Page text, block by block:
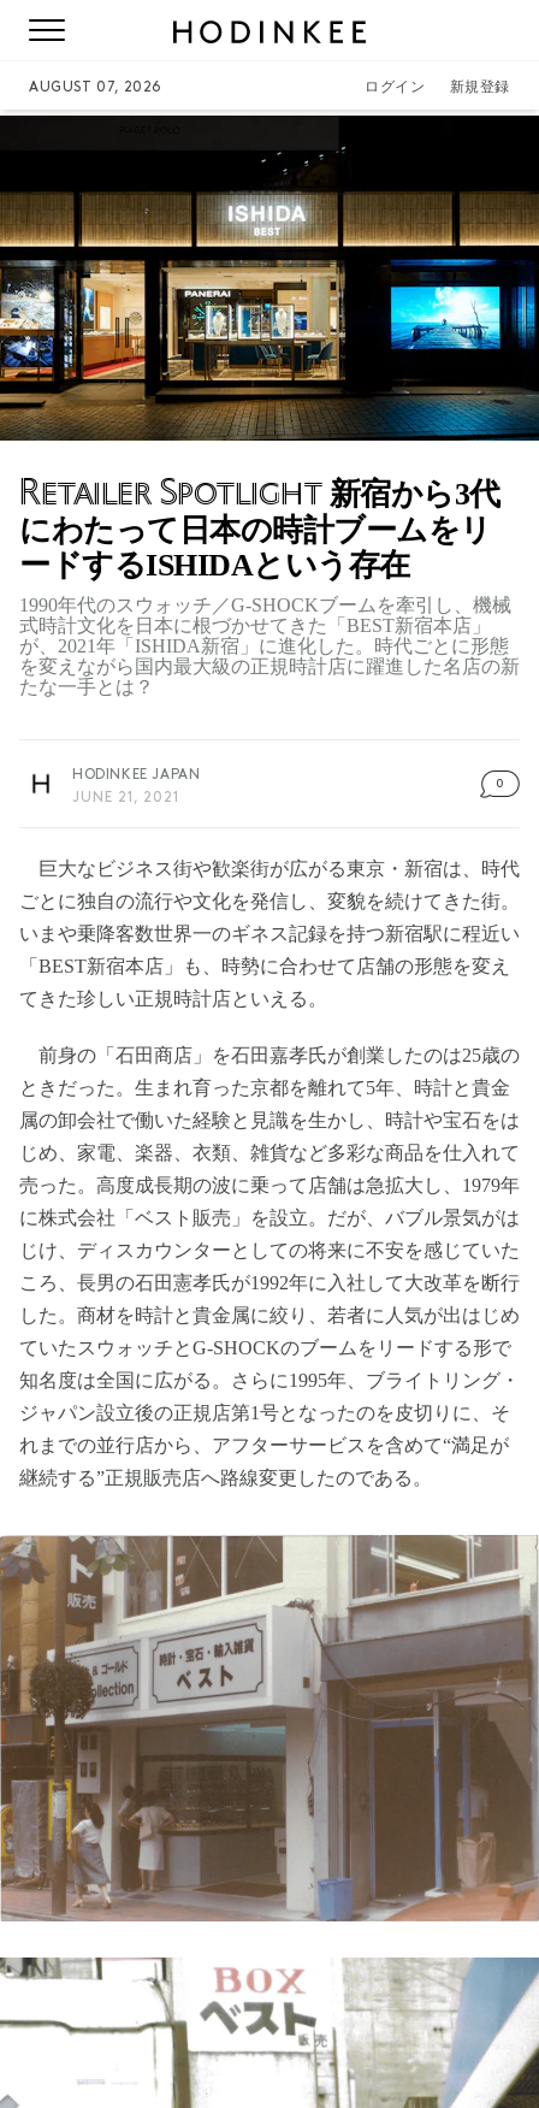
AUGUST 07, 2026 ログイン 新規登録
Retailer Spotlight新宿から3代
にわたって日本の時計ブームをリ
ードするISHIDAという存在
1990年代のスウォッチ／G-SHOCKブームを牽引し、機械
式時計文化を日本に根づかせてきた「BEST新宿本店」
が、2021年「ISHIDA新宿」に進化した。時代ごとに形態
を変えながら国内最大級の正規時計店に躍進した名店の新
たな一手とは？
HODINKEE JAPAN
JUNE 21, 2021
0
巨大なビジネス街や歓楽街が広がる東京・新宿は、時代
ごとに独自の流行や文化を発信し、変貌を続けてきた街。
いまや乗降客数世界一のギネス記録を持つ新宿駅に程近い
「BEST新宿本店」も、時勢に合わせて店舗の形態を変え
てきた珍しい正規時計店といえる。
前身の「石田商店」を石田嘉孝氏が創業したのは25歳の
ときだった。生まれ育った京都を離れて5年、時計と貴金
属の卸会社で働いた経験と見識を生かし、時計や宝石をは
じめ、家電、楽器、衣類、雑貨など多彩な商品を仕入れて
売った。高度成長期の波に乗って店舗は急拡大し、1979年
に株式会社「ベスト販売」を設立。だが、バブル景気がは
じけ、ディスカウンターとしての将来に不安を感じていた
ころ、長男の石田憲孝氏が1992年に入社して大改革を断行
した。商材を時計と貴金属に絞り、若者に人気が出はじめ
ていたスウォッチとG-SHOCKのブームをリードする形で
知名度は全国に広がる。さらに1995年、ブライトリング・
ジャパン設立後の正規店第1号となったのを皮切りに、そ
れまでの並行店から、アフターサービスを含めて“満足が
継続する”正規販売店へ路線変更したのである。